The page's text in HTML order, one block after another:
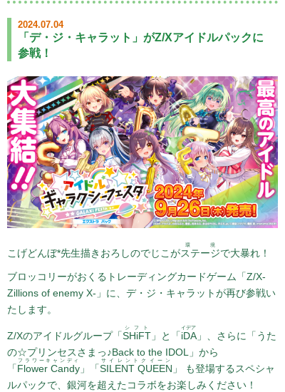
2015.06.04
『Di Gi Charat』LINEスタンプ販売開始！
2015.05.15
Mobage内にて｢デ・ジ・キャラット｣のアバターが発売です！
デ・ジ・キャラット アニバーサリーベストアルバム マスタリ
ング比較動画公開!!
2015.01.28
デ・ジ・キャラット アニバーサリーベストアルバム ボーナス
トラック試聴公開!!
2015.01.27
デ・ジ・キャラット アニバーサリーベストアルバム 特別Q&A
第4弾公開!!
2015.01.22
デ・ジ・キャラット アニバーサリーベストアルバム 特別Q&A
第3弾公開!!
2015.01.20
デ・ジ・キャラット アニバーサリーベストアルバム 特別Q&A
第2弾公開!!
2015.01.15
デ・ジ・キャラット アニバーサリーベストアルバム 特別Q&A
2014.12.19
デ・ジ・キャラット アニバーサリーベストアルバム受注開始!!
2014.11.06
デ・ジ・キャラット アニバーサリーベストアルバム発売決定!!
2024.07.04
「デ・ジ・キャラット」がZ/Xアイドルパックに
参戦！
こげどんぼ*先生描きおろしのでじこがステージ
環境
で大暴れ！
ブロッコリーがおくるトレーディングカードゲーム「Z/X-
Zillions of enemy X-」に、デ・ジ・キャラットが再び参戦い
たします。
Z/Xのアイドルグループ「SHiFT
シフト
」と「iDA
イデア
」、さらに「うた
の☆プリンセスさまっ♪Back to the IDOL」から
「Flower Candy
フラワーキャンディ
」「SILENT QUEEN
サイレントクイーン
」 も登場するスペシャ
ルパックで、銀河を超えたコラボをお楽しみください！